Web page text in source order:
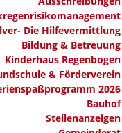
Die Hilfevermittlung
Bildung & Betreuung
Kinderhaus Regenbogen
& Förderverein
2026
Bauhof
Stellenanzeigen